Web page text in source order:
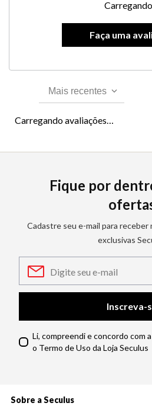
Mais recentes
Carregando avaliações…
Fique por
Cadastre seu e-mail para receber
exclusivas
Inscreva-
Li, compreendi e concordo com
o Termo de Uso da Loja Seculus
Sobre a Seculus